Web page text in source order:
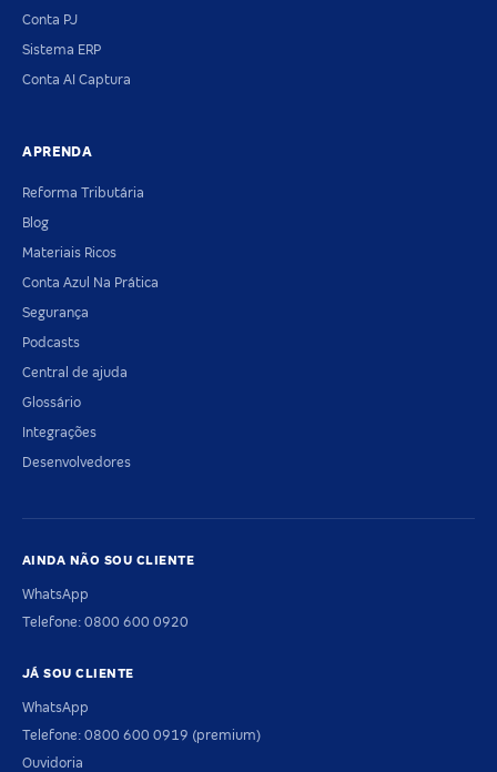
Conta PJ
Sistema ERP
Conta AI Captura
APRENDA
Reforma Tributária
Blog
Materiais Ricos
Conta Azul Na Prática
Segurança
Podcasts
Central de ajuda
Glossário
Integrações
Desenvolvedores
AINDA NÃO SOU CLIENTE
WhatsApp
Telefone: 0800 600 0920
JÁ SOU CLIENTE
WhatsApp
Telefone: 0800 600 0919 (premium)
Ouvidoria